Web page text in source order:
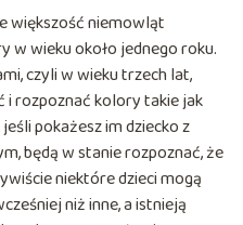
większość niemowląt
w wieku około jednego roku.
czyli w wieku trzech lat,
rozpoznać kolory takie jak
pokażesz im dziecko z
będą w stanie rozpoznać, że
niektóre dzieci mogą
niż inne, a istnieją